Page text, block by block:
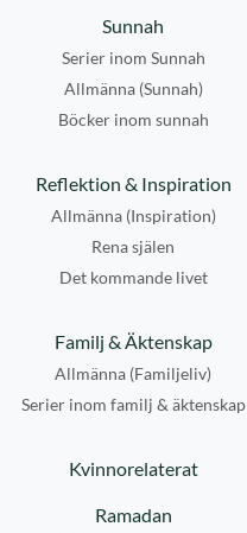
Sunnah
Serier inom Sunnah
Allmänna (Sunnah)
Böcker inom sunnah
Reflektion & Inspiration
Allmänna (Inspiration)
Rena själen
Det kommande livet
Familj & Äktenskap
Allmänna (Familjeliv)
Serier inom familj & äktenskap
Kvinnorelaterat
Ramadan